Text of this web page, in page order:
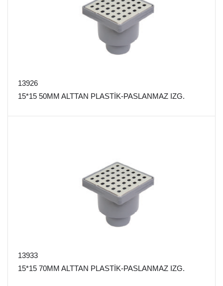
13926
15*15 50MM ALTTAN PLASTİK-PASLANMAZ IZG.
13933
15*15 70MM ALTTAN PLASTİK-PASLANMAZ IZG.